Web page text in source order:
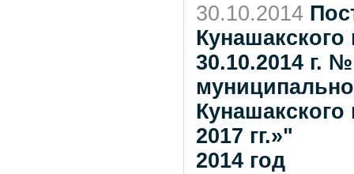
30.10.2014
30.10.2014 г.
2017 гг.»"
2014 год